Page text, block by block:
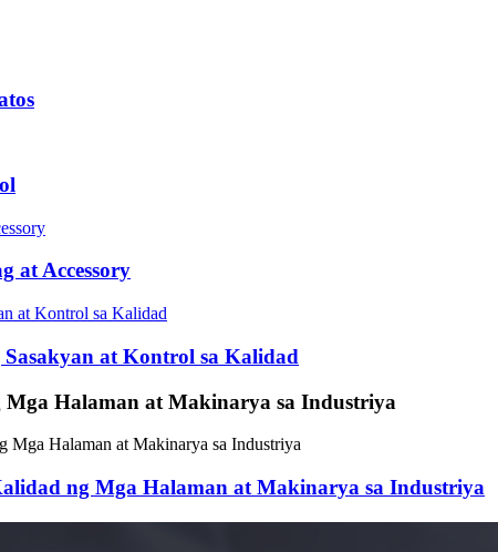
at Accessory
at Kontrol sa Kalidad
Halaman at Makinarya sa Industriya
ng Mga Halaman at Makinarya sa Industriya